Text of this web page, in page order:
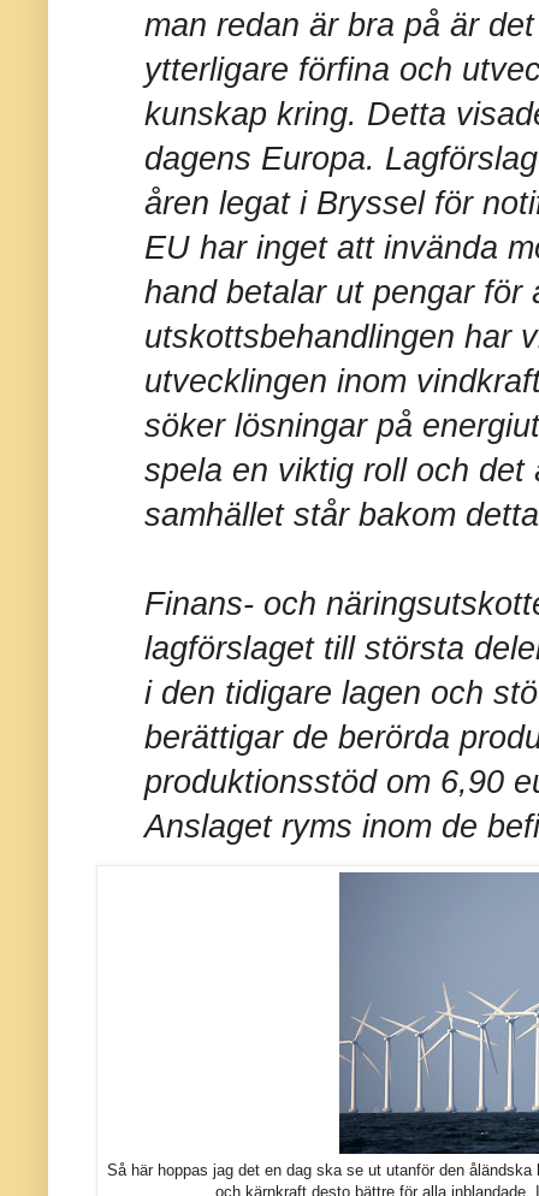
man redan är bra på är
ytterligare förfina och
kunskap kring. Detta
dagens Europa.
åren legat i Bryssel för
EU har inget att invända
hand betalar ut pengar för
utskottsbehandlingen har
utvecklingen inom
söker lösningar på
spela en viktig roll och det
samhället står bakom
Finans- och
lagförslaget till största
i den tidigare lagen och
berättigar de berörda
produktionsstöd om 6,90
Anslaget ryms inom de
Så här hoppas jag det en dag ska se ut utanför den
och kärnkraft desto bättre för alla